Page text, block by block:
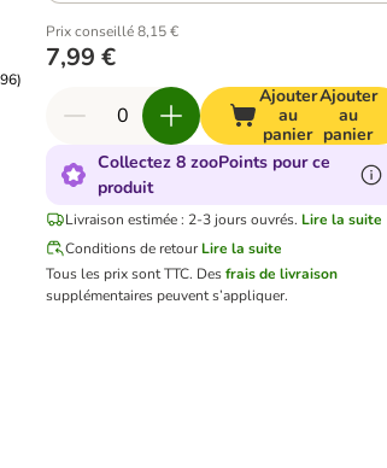
)
Prix conseillé 8,15 €
7,99 €
Ajouter
au
panier
Ajouter
au
panier
Collectez 8 zooPoints pour ce
produit
Livraison estimée : 2-3 jours ouvrés. Lire la suite
Conditions de retour Lire la suite
Tous les prix sont TTC. Desfrais de livraison
supplémentaires peuvent s’appliquer.